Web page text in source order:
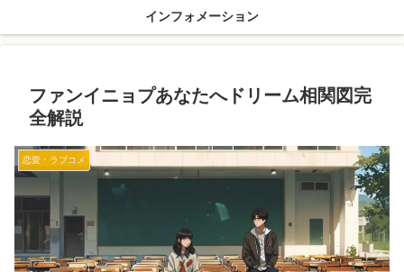
インフォメーション
ファンイニョプあなたへドリーム相関図完
全解説
恋愛・ラブコメ